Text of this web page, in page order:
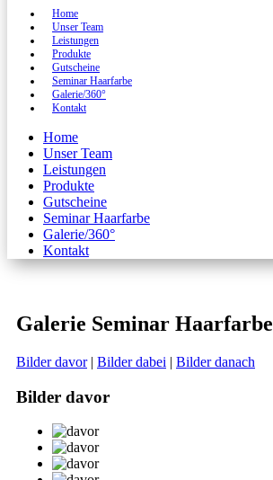
Home
Unser Team
Leistungen
Produkte
Gutscheine
Seminar Haarfarbe
Galerie/360°
Kontakt
Home
Unser Team
Leistungen
Produkte
Gutscheine
Seminar Haarfarbe
Galerie/360°
Kontakt
Galerie Seminar Haarfarbe
Bilder davor| Bilder dabei | Bilder danach
Bilder davor